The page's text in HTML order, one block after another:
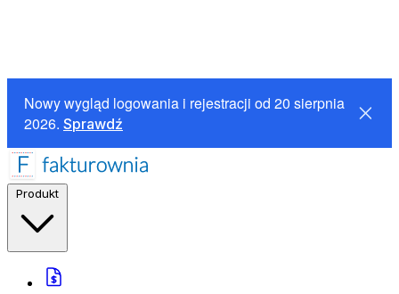
Nowy wygląd logowania i rejestracji od 20 sierpnia
2026. Sprawdź